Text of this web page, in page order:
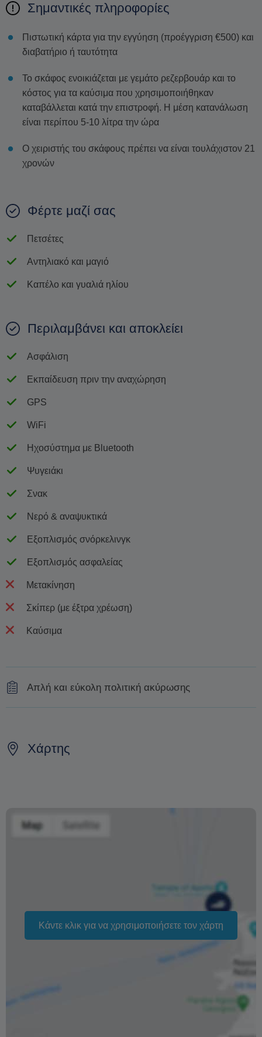
Σημαντικές πληροφορίες
Πιστωτική κάρτα για την εγγύηση (προέγγριση €500) και
διαβατήριο ή ταυτότητα
Το σκάφος ενοικιάζεται με γεμάτο ρεζερβουάρ και το
κόστος για τα καύσιμα που χρησιμοποιήθηκαν
καταβάλλεται κατά την επιστροφή. Η μέση κατανάλωση
είναι περίπου 5-10 λίτρα την ώρα
Ο χειριστής του σκάφους πρέπει να είναι τουλάχιστον 21
χρονών
Φέρτε μαζί σας
Πετσέτες
Αντηλιακό και μαγιό
Καπέλο και γυαλιά ηλίου
Περιλαμβάνει και αποκλείει
Ασφάλιση
Εκπαίδευση πριν την αναχώρηση
GPS
WiFi
Ηχοσύστημα με Bluetooth
Ψυγειάκι
Σνακ
Νερό & αναψυκτικά
Εξοπλισμός σνόρκελινγκ
Εξοπλισμός ασφαλείας
Μετακίνηση
Σκίπερ (με έξτρα χρέωση)
Καύσιμα
Απλή και εύκολη πολιτική ακύρωσης
Χωρίς επιστροφή χρημάτων αν η ακύρωση γίνει
πάροχο λόγω καιρικών συνθηκών ή άλλων
τη διαθεσιμότητα και δεν μπορεί να εγγυηθεί. Οι τιμές
ενδέχεται επίσης να διαφέρουν ανάλογα με την περίοδο.
Η φράση «Δωρεάν ακύρωση» σημαίνει ότι δεν υπάρχει
επιπλέον χρέωση από εμάς για την επεξεργασία
Χάρτης
Κάντε κλικ για να χρησιμοποιήσετε τον χάρτη